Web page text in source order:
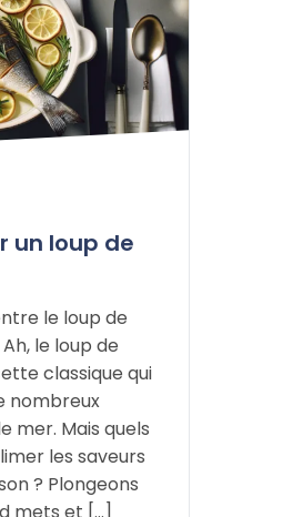
un loup de
le loup de
le loup de
classique qui
nombreux
mer. Mais quels
les saveurs
? Plongeons